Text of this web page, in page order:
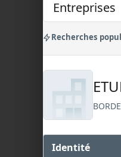
Recherches
Identité